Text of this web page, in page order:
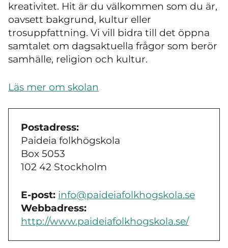
kreativitet. Hit är du välkommen som du är,
oavsett bakgrund, kultur eller
trosuppfattning. Vi vill bidra till det öppna
samtalet om dagsaktuella frågor som berör
samhälle, religion och kultur.
Läs mer om skolan
Postadress:
Paideia folkhögskola
Box 5053
102 42 Stockholm
E-post: info@paideiafolkhogskola.se
Webbadress:
http://www.paideiafolkhogskola.se/